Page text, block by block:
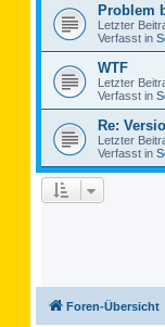
Problem
Letzter
Verfasst in
WTF
Letzter
Verfasst in
Re:
Letzter
Verfasst in
Foren-Übersicht